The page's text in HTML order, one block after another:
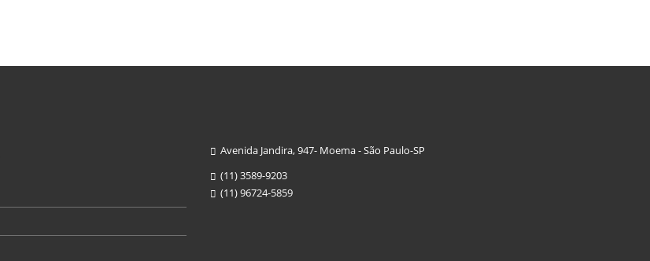
Avenida Jandira, 947- Moema - São Paulo-SP
(11) 3589-9203
(11) 96724-5859